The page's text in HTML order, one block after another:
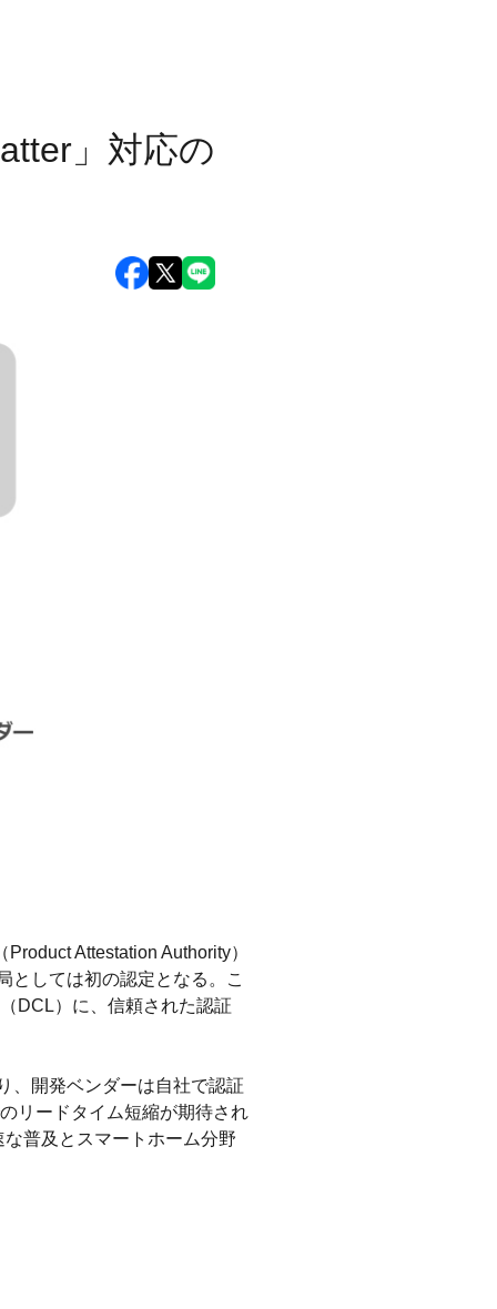
」対応の
Attestation Authority）
としては初の認定となる。こ
DCL）に、信頼された認証
、開発ベンダーは自社で認証
リードタイム短縮が期待され
普及とスマートホーム分野